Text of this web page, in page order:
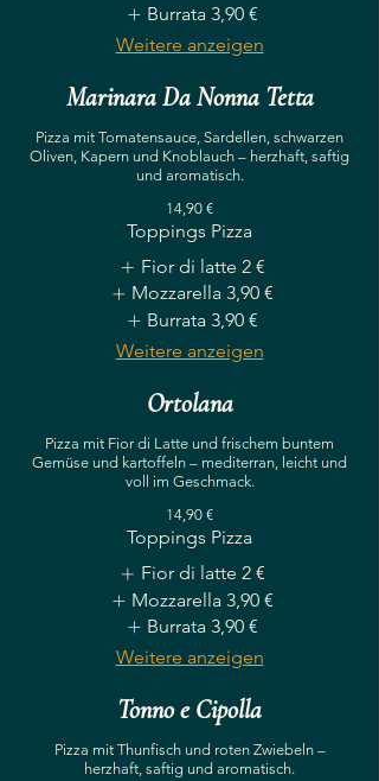
Burrata 3,90 €
Weitere anzeigen
Marinara Da Nonna Tetta
Pizza mit Tomatensauce, Sardellen, schwarzen
Oliven, Kapern und Knoblauch – herzhaft, saftig
und aromatisch.
14,90 €
Toppings Pizza
Fior di latte 2 €
Mozzarella 3,90 €
Burrata 3,90 €
Weitere anzeigen
Ortolana
Pizza mit Fior di Latte und frischem buntem
Gemüse und kartoffeln – mediterran, leicht und
voll im Geschmack.
14,90 €
Toppings Pizza
Fior di latte 2 €
Mozzarella 3,90 €
Burrata 3,90 €
Weitere anzeigen
Tonno e Cipolla
Pizza mit Thunfisch und roten Zwiebeln –
herzhaft, saftig und aromatisch.